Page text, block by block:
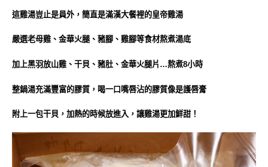
這雞湯豈止是員外，簡直是滿漢大餐裡的皇帝雞湯
嚴選老母雞、金華火腿、豬腳、雞腳等食材熬煮湯底
加上黑羽放山雞、干貝、豬肚、金華火腿片…熬煮8小時
整鍋湯充滿豐富的膠質，喝一口嘴唇沾的膠質像是護唇膏
附上一包干貝，加熱的時候放進入，讓雞湯更加鮮甜！